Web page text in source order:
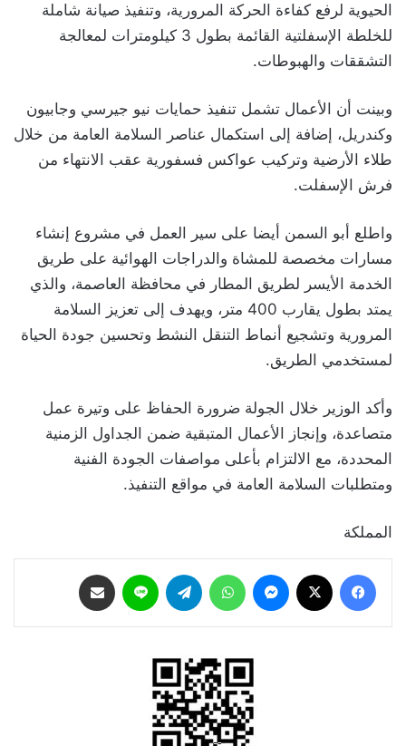
الحيوية لرفع كفاءة الحركة المرورية، وتنفيذ صيانة شاملة
للخلطة الإسفلتية القائمة بطول 3 كيلومترات لمعالجة
التشققات والهبوطات.
وبينت أن الأعمال تشمل تنفيذ حمايات نيو جيرسي وجابيون
وكندريل، إضافة إلى استكمال عناصر السلامة العامة من خلال
طلاء الأرضية وتركيب عواكس فسفورية عقب الانتهاء من
فرش الإسفلت.
واطلع أبو السمن أيضا على سير العمل في مشروع إنشاء
مسارات مخصصة للمشاة والدراجات الهوائية على طريق
الخدمة الأيسر لطريق المطار في محافظة العاصمة، والذي
يمتد بطول يقارب 400 متر، ويهدف إلى تعزيز السلامة
المرورية وتشجيع أنماط التنقل النشط وتحسين جودة الحياة
لمستخدمي الطريق.
وأكد الوزير خلال الجولة ضرورة الحفاظ على وتيرة عمل
متصاعدة، وإنجاز الأعمال المتبقية ضمن الجداول الزمنية
المحددة، مع الالتزام بأعلى مواصفات الجودة الفنية
ومتطلبات السلامة العامة في مواقع التنفيذ.
المملكة
فيسبوك ماسنجر واتساب تيلقرام لاين